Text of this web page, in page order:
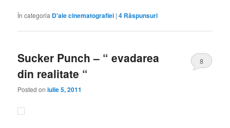
În categoria D'ale cinematografiei |4 Răspunsuri
Sucker Punch – “ evadarea
din realitate “
Posted oniulie 5, 2011
8